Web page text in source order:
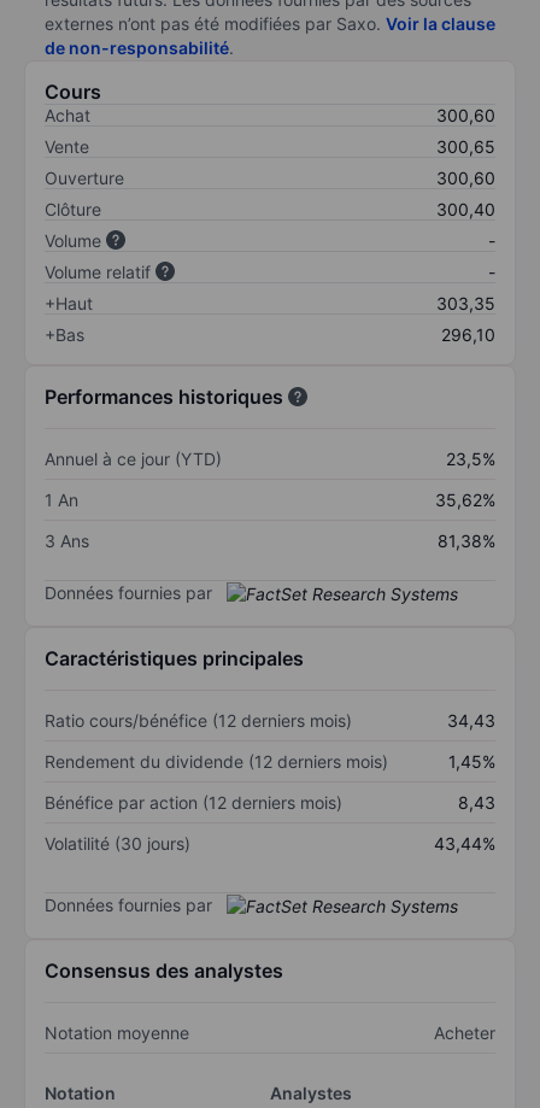
externes n’ont pas été modifiées par Saxo. Voir la clause
de non-responsabilité.
Cours
Achat
300,60
Vente
300,65
Ouverture
300,60
Clôture
300,40
Volume
-
Volume relatif
-
+Haut
303,35
+Bas
296,10
Performances historiques
Annuel à ce jour (YTD)
23,5%
1 An
35,62%
3 Ans
81,38%
Données fournies par
Caractéristiques principales
Ratio cours/bénéfice (12 derniers mois)
34,43
Rendement du dividende (12 derniers mois)
1,45%
Bénéfice par action (12 derniers mois)
8,43
Volatilité (30 jours)
43,44%
Données fournies par
Consensus des analystes
Notation moyenne Acheter
Notation
Analystes